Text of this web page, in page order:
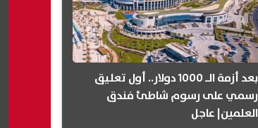
بعد أزمة الـ 1000 دولار.. أول تعليق
رسمي على رسوم شاطئ فندق
العلمين| عاجل